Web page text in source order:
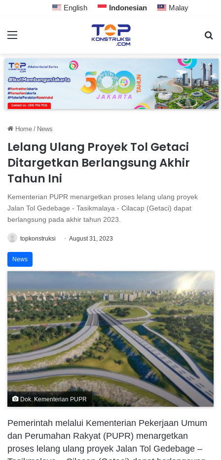
English Indonesian Malay
Home / News
Lelang Ulang Proyek Tol Getaci
Ditargetkan Berlangsung Akhir
Tahun Ini
Kementerian PUPR menargetkan proses lelang ulang proyek
Jalan Tol Gedebage - Tasikmalaya - Cilacap (Getaci) dapat
berlangsung pada akhir tahun 2023.
topkonstruksi August 31, 2023
News
Dok. Kementerian PUPR
Pemerintah melalui Kementerian Pekerjaan Umum
dan Perumahan Rakyat (PUPR) menargetkan
proses lelang ulang proyek Jalan Tol Gedebage –